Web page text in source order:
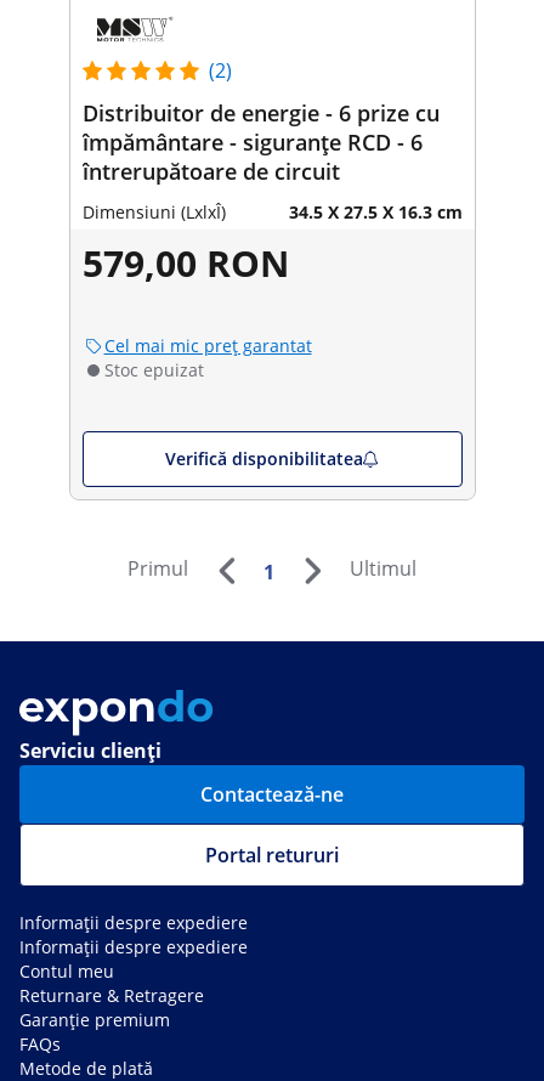
(2)
Distribuitor de energie - 6 prize cu
împământare - siguranțe RCD - 6
întrerupătoare de circuit
Dimensiuni (LxlxÎ) 34.5 X 27.5 X 16.3 cm
579,00 RON
Cel mai mic preț garantat
Stoc epuizat
Verifică disponibilitatea
Primul 1 Ultimul
Serviciu clienți
Contactează-ne
Portal retururi
Informații despre expediere
Informații despre expediere
Contul meu
Returnare & Retragere
Garanție premium
FAQs
Metode de plată